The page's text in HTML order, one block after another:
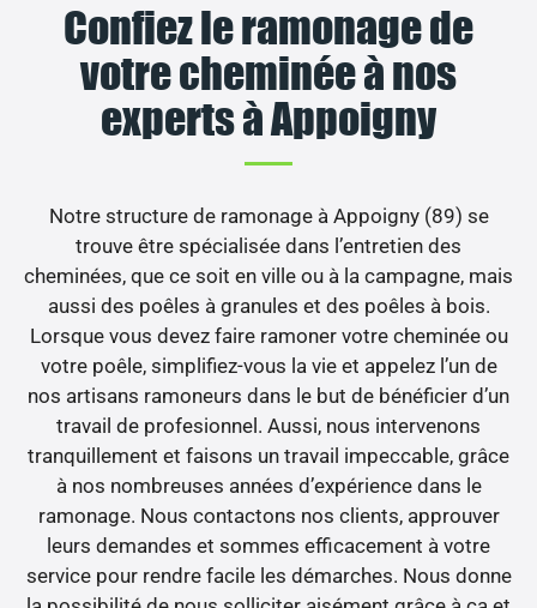
Confiez le ramonage de
votre cheminée à nos
experts à Appoigny
Notre structure de ramonage à Appoigny (89) se
trouve être spécialisée dans l’entretien des
cheminées, que ce soit en ville ou à la campagne, mais
aussi des poêles à granules et des poêles à bois.
Lorsque vous devez faire ramoner votre cheminée ou
votre poêle, simplifiez-vous la vie et appelez l’un de
nos artisans ramoneurs dans le but de bénéficier d’un
travail de profesionnel. Aussi, nous intervenons
tranquillement et faisons un travail impeccable, grâce
à nos nombreuses années d’expérience dans le
ramonage. Nous contactons nos clients, approuver
leurs demandes et sommes efficacement à votre
service pour rendre facile les démarches. Nous donne